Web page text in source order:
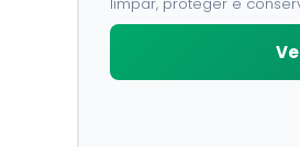
neutro, pode ser